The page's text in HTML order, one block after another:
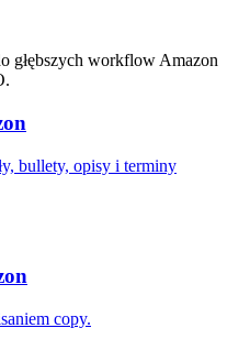
głębszych workflow Amazon
bullety, opisy i terminy
copy.